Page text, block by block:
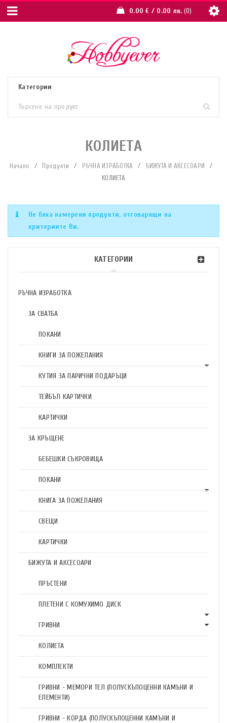
0.00€ / 0.00 лв. 0
КОЛИЕТА
Начало / Продукти / РЪЧНА ИЗРАБОТКА / БИЖУТА И АКСЕСОАРИ
/
КОЛИЕТА
КАТЕГОРИИ
РЪЧНА ИЗРАБОТКА
ЗА СВАТБА
ПОКАНИ
КНИГИ ЗА ПОЖЕЛАНИЯ
КУТИЯ ЗА ПАРИЧНИ ПОДАРЪЦИ
ТЕЙБЪЛ КАРТИЧКИ
КАРТИЧКИ
ЗА КРЪЩЕНЕ
БЕБЕШКИ СЪКРОВИЩА
ПОКАНИ
КНИГА ЗА ПОЖЕЛАНИЯ
СВЕЩИ
КАРТИЧКИ
БИЖУТА И АКСЕСОАРИ
ПРЪСТЕНИ
ПЛЕТЕНИ С КОМУХИМО ДИСК
ГРИВНИ
КОЛИЕТА
КОМПЛЕКТИ
ГРИВНИ - МЕМОРИ ТЕЛ (ПОЛУСКЪПОЦЕННИ КАМЪНИ И
ЕЛЕМЕНТИ)
ГРИВНИ - КОРДА (ПОЛУСКЪПОЦЕННИ КАМЪНИ И
Не бяха намерени продукти, отговарящи на
критериите Ви.